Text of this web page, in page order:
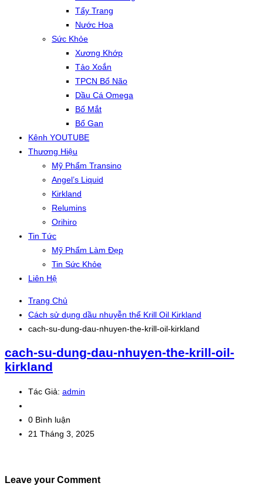
Tẩy Trang
Nước Hoa
Sức Khỏe
Xương Khớp
Tảo Xoắn
TPCN Bổ Não
Dầu Cá Omega
Bổ Mắt
Bổ Gan
Kênh YOUTUBE
Thương Hiệu
Mỹ Phẩm Transino
Angel’s Liquid
Kirkland
Relumins
Orihiro
Tin Tức
Mỹ Phẩm Làm Đẹp
Tin Sức Khỏe
Liên Hệ
Trang Chủ
Cách sử dụng dầu nhuyễn thể Krill Oil Kirkland
cach-su-dung-dau-nhuyen-the-krill-oil-kirkland
cach-su-dung-dau-nhuyen-the-krill-oil-
kirkland
Tác Giả: admin
0 Bình luận
21 Tháng 3, 2025
Leave your Comment